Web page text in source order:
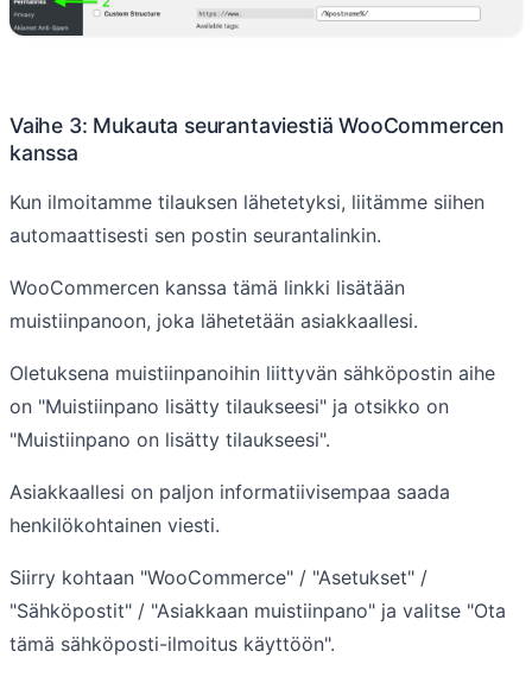
Vaihe 3: Mukauta seurantaviestiä WooCommercen
kanssa
Kun ilmoitamme tilauksen lähetetyksi, liitämme siihen
automaattisesti sen postin seurantalinkin.
WooCommercen kanssa tämä linkki lisätään
muistiinpanoon, joka lähetetään asiakkaallesi.
Oletuksena muistiinpanoihin liittyvän sähköpostin aihe
on "Muistiinpano lisätty tilaukseesi" ja otsikko on
"Muistiinpano on lisätty tilaukseesi".
Asiakkaallesi on paljon informatiivisempaa saada
henkilökohtainen viesti.
Siirry kohtaan "WooCommerce" / "Asetukset" /
"Sähköpostit" / "Asiakkaan muistiinpano" ja valitse "Ota
tämä sähköposti-ilmoitus käyttöön".